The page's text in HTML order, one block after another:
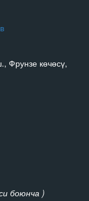
Фрунзе көчөсү,
боюнча )